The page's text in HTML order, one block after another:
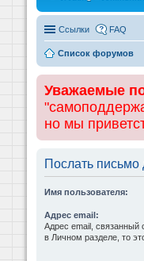
Ссылки FAQ
Список форумов
Уважаемые
но мы
Послать письмо
Имя пользователя:
Адрес email:
Адрес email, связанный
в Личном разделе, то